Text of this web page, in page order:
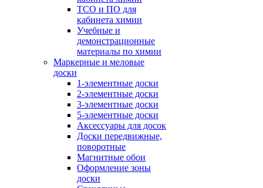
ТСО и ПО для
кабинета химии
Учебные и
демонстрационные
материалы по химии
Маркерные и меловые
доски
1-элементные доски
2-элементные доски
3-элементные доски
5-элементные доски
Аксессуары для досок
Доски передвижные,
поворотные
Магнитные обои
Оформление зоны
доски